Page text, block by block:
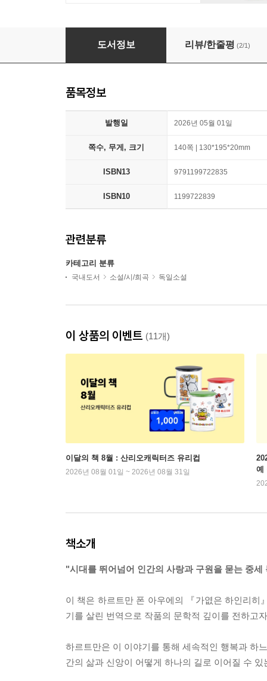
가엾은 하인리히
도서정보 리뷰/한줄평 (2/1)
품목정보
발행일 2026년 05월 01일
쪽수, 무게, 크기 140쪽 | 130*195*20mm
ISBN13 9791199722835
ISBN10 1199722839
관련분류
카테고리 분류
국내도서 소설/시/희곡 독일소설
이 상품의 이벤트 (11개)
이달의 책 8월 : 산리오캐릭터즈 유리컵
2026년 08월 01일 ~ 2026년 08월 31일
예
책소개
"시대를 뛰어넘어 인간의 사랑과 구원을 묻는 중세
이 책은 하르트만 폰 아우에의 『가엾은 하인리
기를 살린 번역으로 작품의 문학적 깊이를 전하고
하르트만은 이 이야기를 통해 세속적인 행복과 하
간의 삶과 신앙이 어떻게 하나의 길로 이어질 수